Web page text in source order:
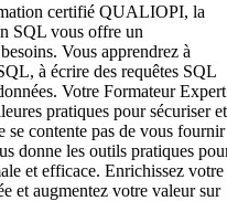
certifié QUALIOPI, la
SQL vous offre un
Vous apprendrez à
à écrire des requêtes SQL
Votre Formateur Expert
pratiques pour sécuriser et
se contente pas de vous fournir
donne les outils pratiques
et efficace. Enrichissez votre
et augmentez votre valeur sur